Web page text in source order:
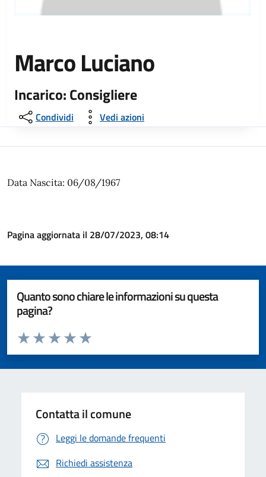
Marco Luciano
Incarico: Consigliere
Condividi Vedi azioni
Data Nascita: 06/08/1967
Pagina aggiornata il 28/07/2023, 08:14
Quanto sono chiare le informazioni su questa
pagina?
Valuta da 1 a 5 stelle la pagina
Valuta 5 stelle su 5
Valuta 4 stelle su 5
Valuta 3 stelle su 5
Valuta 2 stelle su 5
Valuta 1 stelle su 5
Contatta il comune
Leggi le domande frequenti
Richiedi assistenza